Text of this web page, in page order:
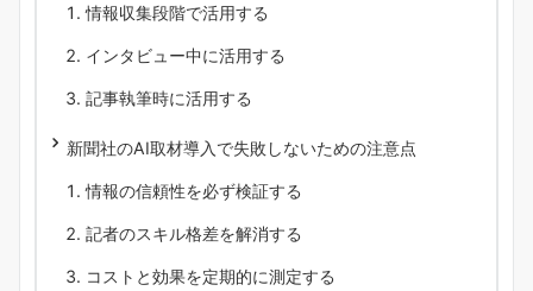
情報収集段階で活用する
インタビュー中に活用する
記事執筆時に活用する
新聞社のAI取材導入で失敗しないための注意点
情報の信頼性を必ず検証する
記者のスキル格差を解消する
コストと効果を定期的に測定する